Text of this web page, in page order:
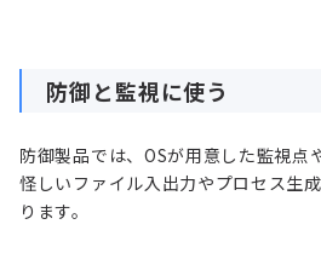
防御と監視に使う
防御製品では、OSが用意した監視点
怪しいファイル入出力やプロセス生
ります。